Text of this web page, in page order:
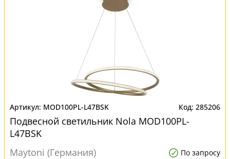
MOD100PL-L47BSK 285206
Подвесной светильник Nola MOD100PL-
L47BSK
Maytoni (Германия)
По запросу